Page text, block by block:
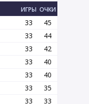
ИГРЫ ОЧКИ
33
45
33
44
33
42
33
40
33
40
33
35
33
33